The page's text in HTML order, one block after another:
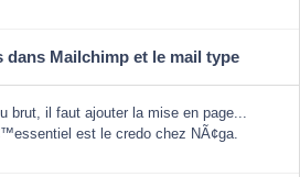
Mailchimp et le mail type
brut, il faut ajouter la mise en page...
est le credo chez NÃ¢ga.